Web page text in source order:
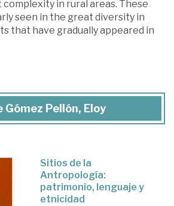
in rural areas. These
seen in the great diversity in
that have gradually appeared in
Pellón, Eloy
Sitios de la
Antropología:
patrimonio, lenguaje y
etnicidad